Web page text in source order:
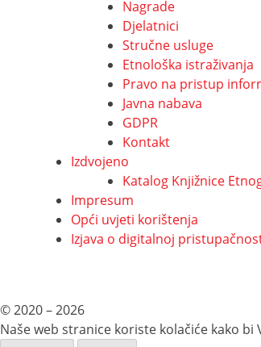
Nagrade
Djelatnici
Stručne usluge
Etnološka istraživanja
Pravo na pristup
Javna nabava
GDPR
Kontakt
Izdvojeno
Katalog Knjižnice
Impresum
Opći uvjeti korištenja
Izjava o digitalnoj
© 2020 – 2026
Naše web stranice koriste kolačiće kako